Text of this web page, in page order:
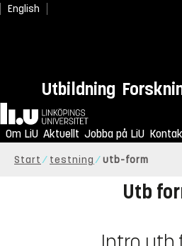
English
Utbildning
Hem
Om LiU Aktuellt Jobba på LiU
Start testning utb-form
Utb